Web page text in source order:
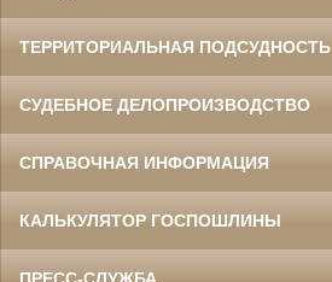
ТЕРРИТОРИАЛЬНАЯ ПОДСУДНОСТЬ
СУДЕБНОЕ ДЕЛОПРОИЗВОДСТВО
СПРАВОЧНАЯ ИНФОРМАЦИЯ
КАЛЬКУЛЯТОР ГОСПОШЛИНЫ
ПРЕСС-СЛУЖБА